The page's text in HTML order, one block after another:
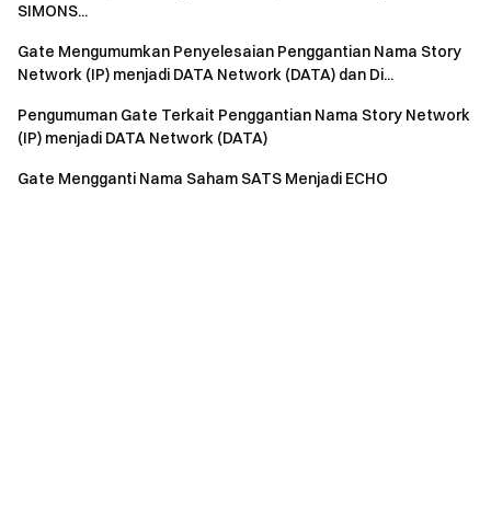
SIMONS...
Gate Mengumumkan Penyelesaian Penggantian Nama Story
Network (IP) menjadi DATA Network (DATA) dan Di...
Pengumuman Gate Terkait Penggantian Nama Story Network
(IP) menjadi DATA Network (DATA)
Gate Mengganti Nama Saham SATS Menjadi ECHO